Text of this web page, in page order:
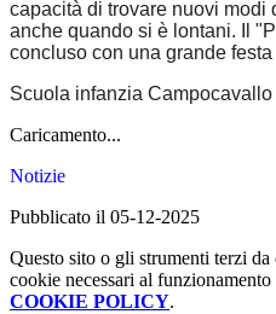
capacità di trovare nuovi modi
anche quando si è lontani. Il
concluso con una grande
Scuola infanzia Campocavallo
Caricamento...
Notizie
Pubblicato il 05-12-2025
Questo sito o gli strumenti terzi
cookie necessari al
COOKIE POLICY.